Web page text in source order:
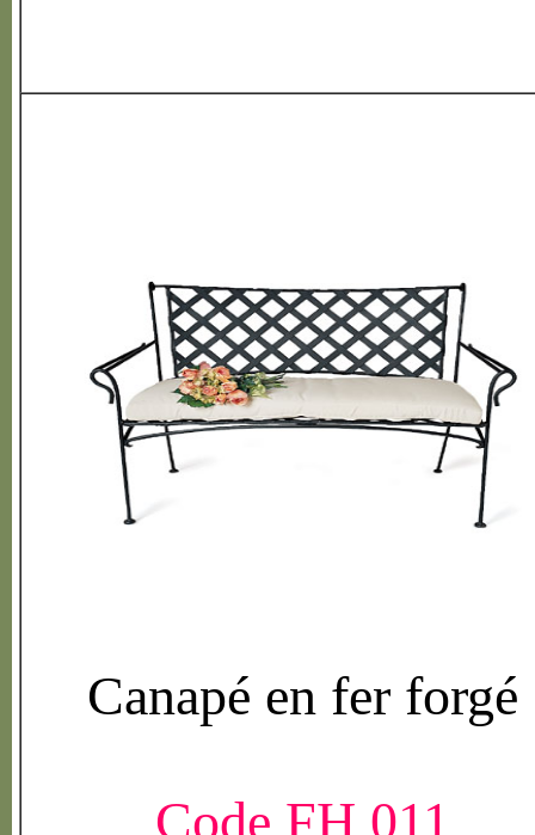
Canapé en fer forgé
Code FH 011